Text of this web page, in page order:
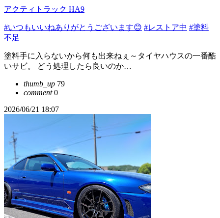
アクティトラック HA9
#いつもいいねありがとうございます😊 #レストア中 #塗料
不足
塗料手に入らないから何も出来ねぇ～タイヤハウスの一番酷
いサビ。 どう処理したら良いのか…
thumb_up 79
comment0
2026/06/21 18:07